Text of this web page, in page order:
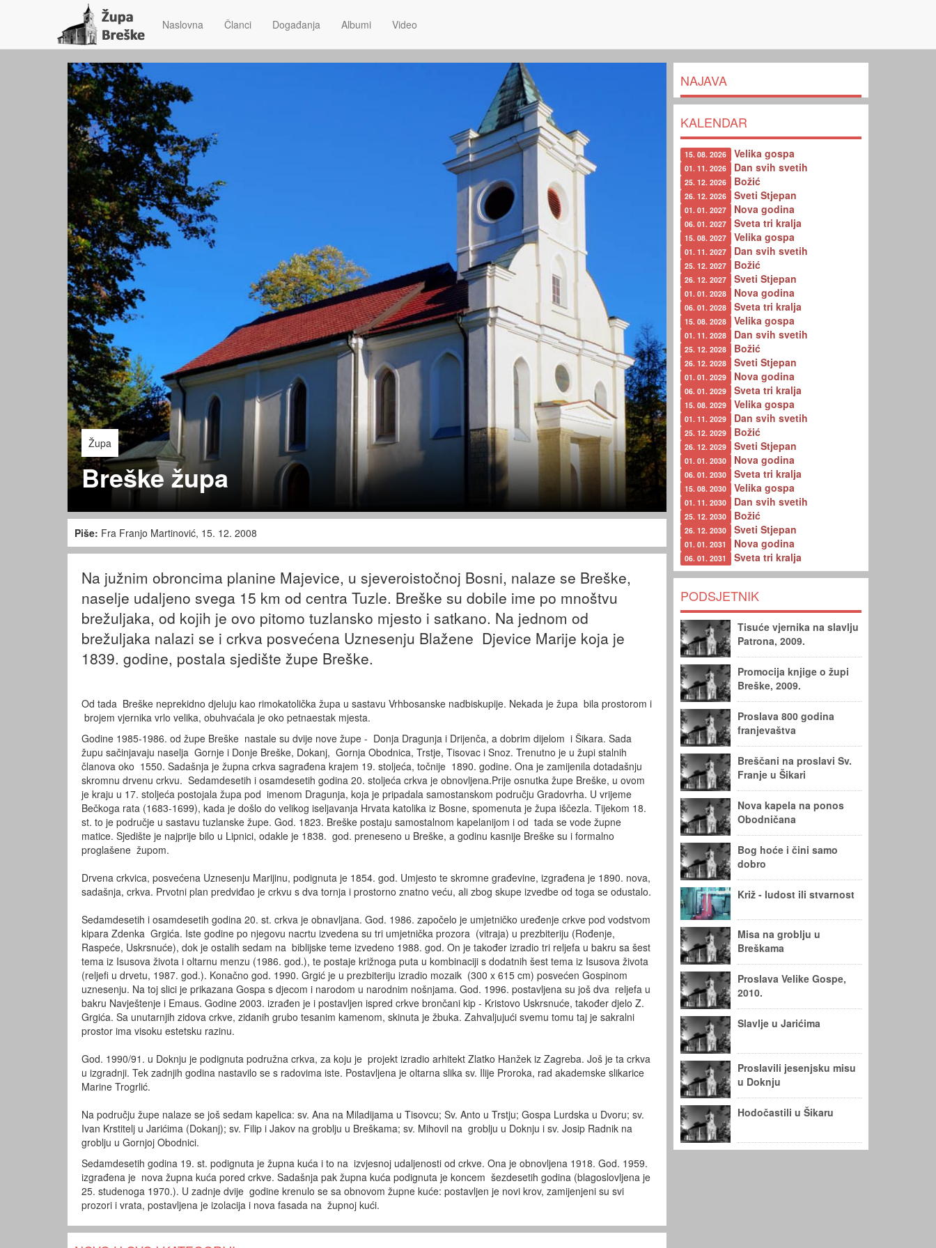
Naslovna Članci Događanja Albumi Video
Župa
Breške župa
Piše: Fra Franjo Martinović, 15. 12. 2008
Na južnim obroncima planine Majevice, u sjeveroistočnoj Bosni, nalaze se Breške,
naselje udaljeno svega 15 km od centra Tuzle. Breške su dobile ime po mnoštvu
brežuljaka, od kojih je ovo pitomo tuzlansko mjesto i satkano. Na jednom od
brežuljaka nalazi se i crkva posvećena Uznesenju Blažene Djevice Marije koja je
1839. godine, postala sjedište župe Breške.
Od tada Breške neprekidno djeluju kao rimokatolička župa u sastavu Vrhbosanske nadbiskupije. Nekada je župa bila prostorom i
brojem vjernika vrlo velika, obuhvaćala je oko petnaestak mjesta.
Godine 1985-1986. od župe Breške nastale su dvije nove župe - Donja Dragunja i Drijenča, a dobrim dijelom i Šikara. Sada
župu sačinjavaju naselja Gornje i Donje Breške, Dokanj, Gornja Obodnica, Trstje, Tisovac i Snoz. Trenutno je u župi stalnih
članova oko 1550. Sadašnja je župna crkva sagrađena krajem 19. stoljeća, točnije 1890. godine. Ona je zamijenila dotadašnju
skromnu drvenu crkvu. Sedamdesetih i osamdesetih godina 20. stoljeća crkva je obnovljena.Prije osnutka župe Breške, u ovom
je kraju u 17. stoljeća postojala župa pod imenom Dragunja, koja je pripadala samostanskom području Gradovrha. U vrijeme
Bečkoga rata (1683-1699), kada je došlo do velikog iseljavanja Hrvata katolika iz Bosne, spomenuta je župa iščezla. Tijekom 18.
st. to je područje u sastavu tuzlanske župe. God. 1823. Breške postaju samostalnom kapelanijom i od tada se vode župne
matice. Sjedište je najprije bilo u Lipnici, odakle je 1838. god. preneseno u Breške, a godinu kasnije Breške su i formalno
proglašene župom.
Drvena crkvica, posvećena Uznesenju Marijinu, podignuta je 1854. god. Umjesto te skromne građevine, izgrađena je 1890. nova,
sadašnja, crkva. Prvotni plan predviđao je crkvu s dva tornja i prostorno znatno veću, ali zbog skupe izvedbe od toga se odustalo.
Sedamdesetih i osamdesetih godina 20. st. crkva je obnavljana. God. 1986. započelo je umjetničko uređenje crkve pod vodstvom
kipara Zdenka Grgića. Iste godine po njegovu nacrtu izvedena su tri umjetnička prozora (vitraja) u prezbiteriju (Rođenje,
Raspeće, Uskrsnuće), dok je ostalih sedam na biblijske teme izvedeno 1988. god. On je također izradio tri reljefa u bakru sa šest
tema iz Isusova života i oltarnu menzu (1986. god.), te postaje križnoga puta u kombinaciji s dodatnih šest tema iz Isusova života
(reljefi u drvetu, 1987. god.). Konačno god. 1990. Grgić je u prezbiteriju izradio mozaik (300 x 615 cm) posvećen Gospinom
uznesenju. Na toj slici je prikazana Gospa s djecom i narodom u narodnim nošnjama. God. 1996. postavljena su još dva reljefa u
bakru Navještenje i Emaus. Godine 2003. izrađen je i postavljen ispred crkve brončani kip - Kristovo Uskrsnuće, također djelo Z.
Grgića. Sa unutarnjih zidova crkve, zidanih grubo tesanim kamenom, skinuta je žbuka. Zahvaljujući svemu tomu taj je sakralni
prostor ima visoku estetsku razinu.
God. 1990/91. u Doknju je podignuta podružna crkva, za koju je projekt izradio arhitekt Zlatko Hanžek iz Zagreba. Još je ta crkva
u izgradnji. Tek zadnjih godina nastavilo se s radovima iste. Postavljena je oltarna slika sv. Ilije Proroka, rad akademske slikarice
Marine Trogrlić.
Na području župe nalaze se još sedam kapelica: sv. Ana na Miladijama u Tisovcu; Sv. Anto u Trstju; Gospa Lurdska u Dvoru; sv.
Ivan Krstitelj u Jarićima (Dokanj); sv. Filip i Jakov na groblju u Breškama; sv. Mihovil na groblju u Doknju i sv. Josip Radnik na
groblju u Gornjoj Obodnici.
Sedamdesetih godina 19. st. podignuta je župna kuća i to na izvjesnoj udaljenosti od crkve. Ona je obnovljena 1918. God. 1959.
izgrađena je nova župna kuća pored crkve. Sadašnja pak župna kuća podignuta je koncem šezdesetih godina (blagoslovljena je
25. studenoga 1970.). U zadnje dvije godine krenulo se sa obnovom župne kuće: postavljen je novi krov, zamijenjeni su svi
prozori i vrata, postavljena je izolacija i nova fasada na župnoj kući.
NAJAVA
KALENDAR
15. 08. 2026 Velika gospa
01. 11. 2026 Dan svih svetih
25. 12. 2026 Božić
26. 12. 2026 Sveti Stjepan
01. 01. 2027 Nova godina
06. 01. 2027 Sveta tri kralja
15. 08. 2027 Velika gospa
01. 11. 2027 Dan svih svetih
25. 12. 2027 Božić
26. 12. 2027 Sveti Stjepan
01. 01. 2028 Nova godina
06. 01. 2028 Sveta tri kralja
15. 08. 2028 Velika gospa
01. 11. 2028 Dan svih svetih
25. 12. 2028 Božić
26. 12. 2028 Sveti Stjepan
01. 01. 2029 Nova godina
06. 01. 2029 Sveta tri kralja
15. 08. 2029 Velika gospa
01. 11. 2029 Dan svih svetih
25. 12. 2029 Božić
26. 12. 2029 Sveti Stjepan
01. 01. 2030 Nova godina
06. 01. 2030 Sveta tri kralja
15. 08. 2030 Velika gospa
01. 11. 2030 Dan svih svetih
25. 12. 2030 Božić
26. 12. 2030 Sveti Stjepan
01. 01. 2031 Nova godina
06. 01. 2031 Sveta tri kralja
PODSJETNIK
Tisuće vjernika na slavlju
Patrona, 2009.
Promocija knjige o župi
Breške, 2009.
Proslava 800 godina
franjevaštva
Breščani na proslavi Sv.
Franje u Šikari
Nova kapela na ponos
Obodničana
Bog hoće i čini samo
dobro
Križ - ludost ili stvarnost
Misa na groblju u
Breškama
Proslava Velike Gospe,
2010.
Slavlje u Jarićima
Proslavili jesenjsku misu
u Doknju
Hodočastili u Šikaru